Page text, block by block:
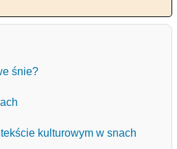
śnie?
kulturowym w snach